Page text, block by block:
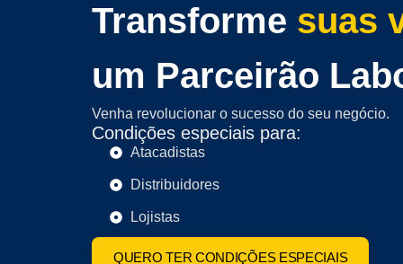
Transforme suas
um Parceirão
Venha revolucionar o sucesso do seu negócio.
Condições especiais para:
Atacadistas
Distribuidores
Lojistas
QUERO TER CONDIÇÕES ESPECIAIS